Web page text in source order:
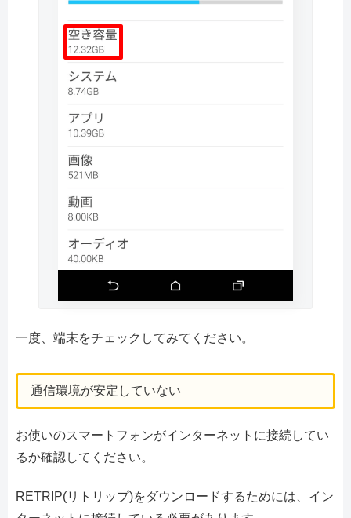
一度、端末をチェックしてみてください。
通信環境が安定していない
お使いのスマートフォンがインターネットに接続してい
るか確認してください。
RETRIP(リトリップ)をダウンロードするためには、イン